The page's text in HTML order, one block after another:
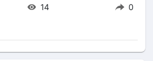
14 0